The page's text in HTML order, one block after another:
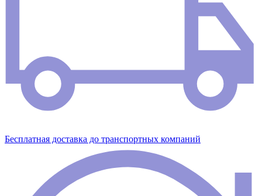
Бесплатная доставка до транспортных компаний